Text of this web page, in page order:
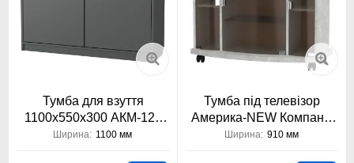
Тумба для взуття
1100х550х300 АКМ-126
Тіса Меблі
Ширина: 1100 мм
Тумба під телевізор
Америка-NEW Компаніт
910x652x445
Ширина: 910 мм